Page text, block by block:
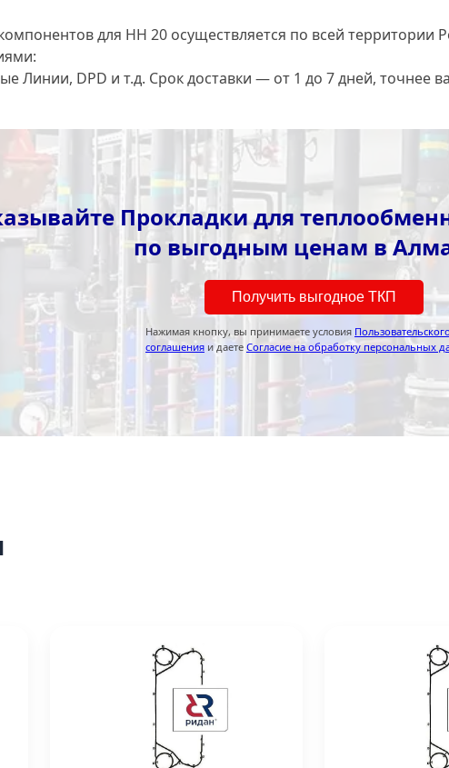
для HH 20 осуществляется по всей
Линии, DPD и т.д. Срок доставки — от 1 до 7 дней, точнее
Прокладки для
по выгодным ценам в
Получить выгодное ТКП
Нажимая кнопку, вы принимаете условия
соглашения и даете Согласие на обработку персональных